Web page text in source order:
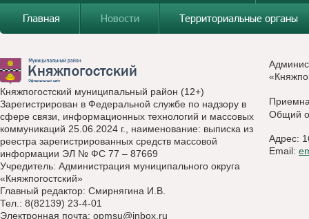
Главная
Новости Территориальные органы
Княжпогостский муниципальный район (12+)
Зарегистрирован в Федеральной службе по надзору в
сфере связи, информационных технологий и массовых
коммуникаций 25.06.2024 г., наименование: выписка из
реестра зарегистрированных средств массовой
информации ЭЛ № ФС 77 – 87669
Учредитель: Администрация муниципального округа
«Княжпогостский»
Главный редактор: Смирнягина И.В.
Тел.: 8(82139) 23-4-01
Электронная почта: opmsu@inbox.ru
Общий
Адрес:
Email: